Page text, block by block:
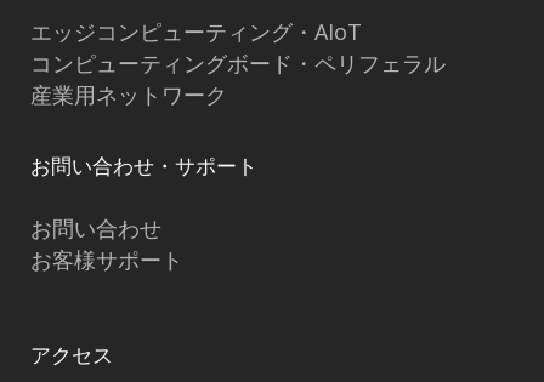
エッジコンピューティング・AIoT
コンピューティングボード・ペリフェラル
産業用ネットワーク
お問い合わせ・サポート
お問い合わせ
お客様サポート
アクセス